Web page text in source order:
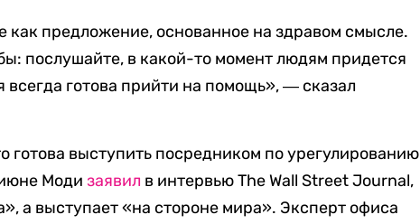
как предложение, основанное на здравом смысле.
послушайте, в какой-то момент людям придется
всегда готова прийти на помощь», ― сказал
готова выступить посредником по урегулированию
Модизаявил в интервью The Wall Street Journal,
а выступает «на стороне мира». Эксперт офиса